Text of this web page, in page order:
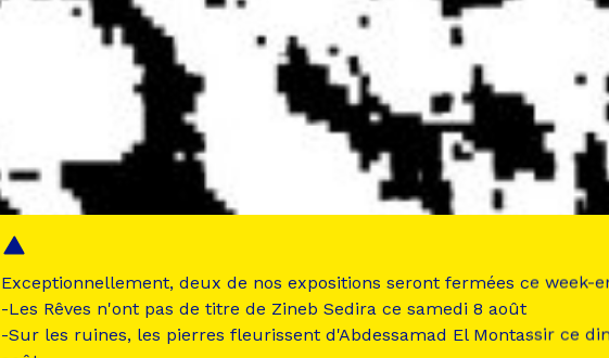
Exceptionnellement, deux de nos expositions seront fermées ce week-
-Les Rêves n'ont pas de titre de Zineb Sedira ce samedi 8 août
-Sur les ruines, les pierres fleurissent d'Abdessamad El Montassir ce